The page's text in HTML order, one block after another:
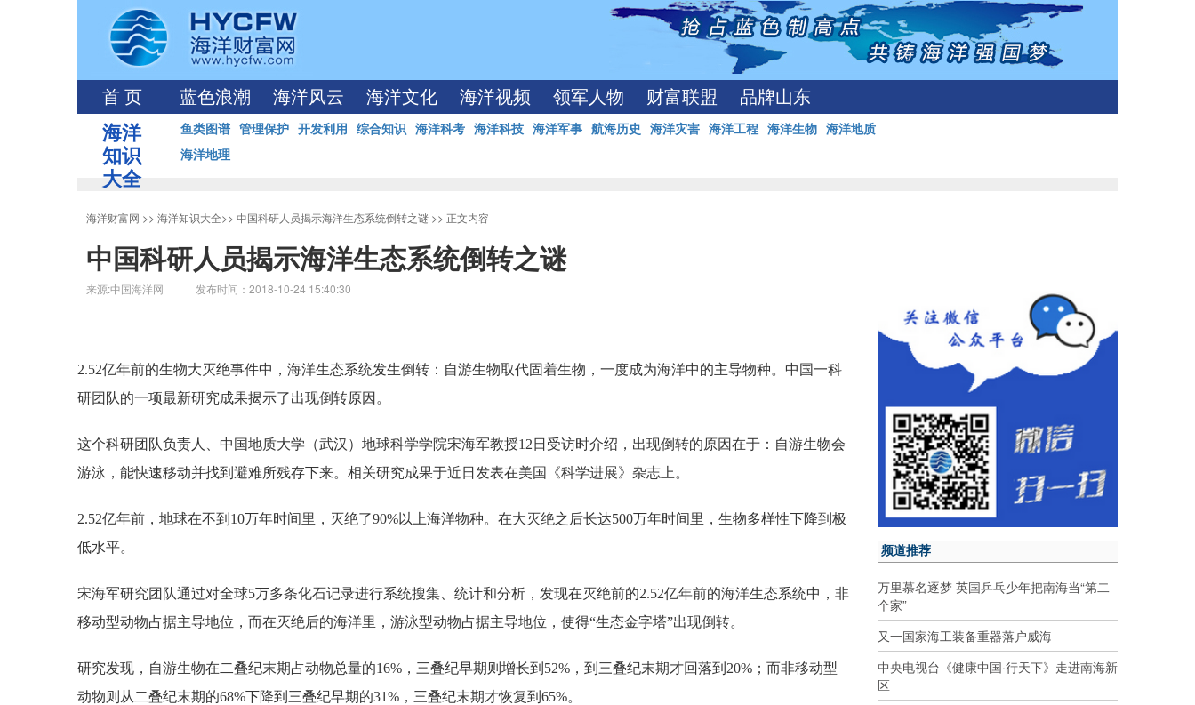
首 页 蓝色浪潮 海洋风云 海洋文化 海洋视频 领军人物 财富联盟 品牌山东
海洋
知识
大全
鱼类图谱 管理保护 开发利用 综合知识 海洋科考 海洋科技 海洋军事 航海历史 海洋灾害 海洋工程 海洋生物 海洋地质
海洋地理
海洋财富网 >> 海洋知识大全>> 中国科研人员揭示海洋生态系统倒转之谜 >> 正文内容
中国科研人员揭示海洋生态系统倒转之谜
来源:中国海洋网 发布时间：2018-10-24 15:40:30
2.52亿年前的生物大灭绝事件中，海洋生态系统发生倒转：自游生物取代固着生物，一度成为海洋中的主导物种。中国一科
研团队的一项最新研究成果揭示了出现倒转原因。
这个科研团队负责人、中国地质大学（武汉）地球科学学院宋海军教授12日受访时介绍，出现倒转的原因在于：自游生物会
游泳，能快速移动并找到避难所残存下来。相关研究成果于近日发表在美国《科学进展》杂志上。
2.52亿年前，地球在不到10万年时间里，灭绝了90%以上海洋物种。在大灭绝之后长达500万年时间里，生物多样性下降到极
低水平。
宋海军研究团队通过对全球5万多条化石记录进行系统搜集、统计和分析，发现在灭绝前的2.52亿年前的海洋生态系统中，非
移动型动物占据主导地位，而在灭绝后的海洋里，游泳型动物占据主导地位，使得“生态金字塔”出现倒转。
研究发现，自游生物在二叠纪末期占动物总量的16%，三叠纪早期则增长到52%，到三叠纪末期才回落到20%；而非移动型
动物则从二叠纪末期的68%下降到三叠纪早期的31%，三叠纪末期才恢复到65%。
频道推荐
万里慕名逐梦 英国乒乓少年把南海当“第二
个家”
又一国家海工装备重器落户威海
中央电视台《健康中国·行天下》走进南海新
区